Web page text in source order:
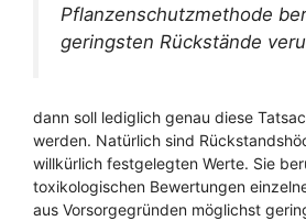
Pflanzenschutzmethode
geringsten Rückstände
dann soll lediglich genau diese
werden. Natürlich sind
willkürlich festgelegten Werte. Sie
toxikologischen Bewertungen
aus Vorsorgegründen möglichst